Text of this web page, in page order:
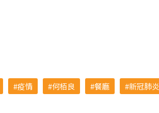
疫情 何栢良 餐廳 新冠肺